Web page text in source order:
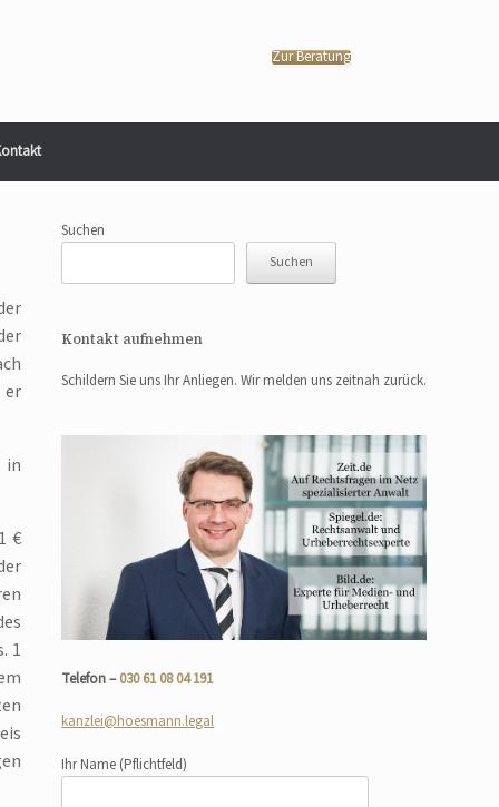
Zur Beratung
er
in
€
1
Suchen
Suchen
Kontakt aufnehmen
Schildern Sie uns Ihr Anliegen. Wir melden uns zeitnah zurück.
Telefon –030 61 08 04 191
kanzlei@hoesmann.legal
Ihr Name (Pflichtfeld)